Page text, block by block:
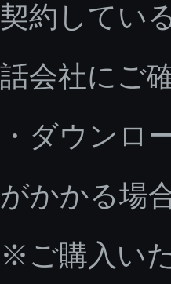
契約してい
話会社にご
・ダウンロ
がかかる場
※ご購入い